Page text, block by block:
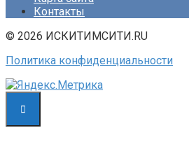
Контакты
© 2026 ИСКИТИМСИТИ.RU
Политика конфиденциальности